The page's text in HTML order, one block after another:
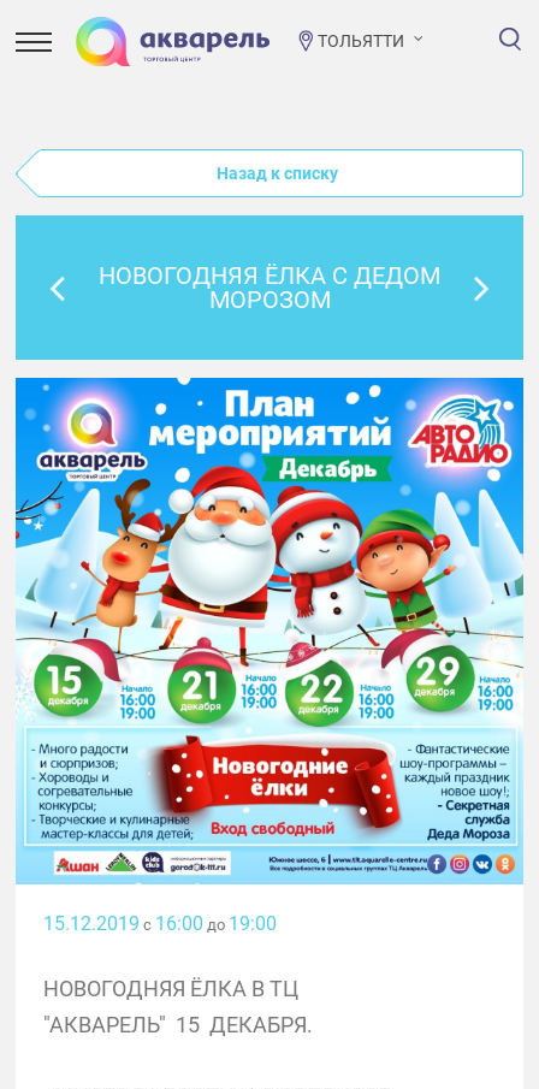
ТОЛЬЯТТИ
Назад к списку
НОВОГОДНЯЯ ЁЛКА С ДЕДОМ
МОРОЗОМ
15.12.2019 с 16:00 до 19:00
НОВОГОДНЯЯ ЁЛКА В ТЦ
"АКВАРЕЛЬ" 15 ДЕКАБРЯ.